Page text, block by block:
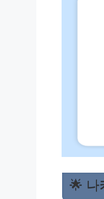
🌟 나